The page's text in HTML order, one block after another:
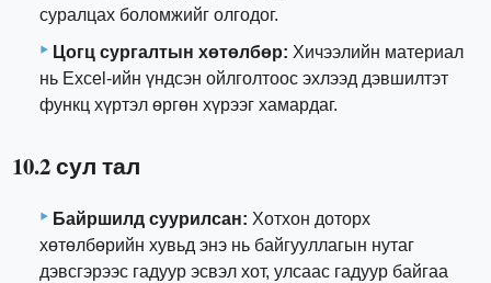
суралцах боломжийг олгодог.
Цогц сургалтын хөтөлбөр: Хичээлийн материал
нь Excel-ийн үндсэн ойлголтоос эхлээд дэвшилтэт
функц хүртэл өргөн хүрээг хамардаг.
10.2 сул тал
Байршилд суурилсан: Хотхон доторх
хөтөлбөрийн хувьд энэ нь байгууллагын нутаг
дэвсгэрээс гадуур эсвэл хот, улсаас гадуур байгаа